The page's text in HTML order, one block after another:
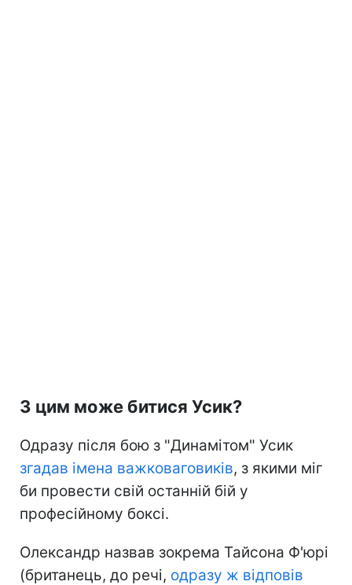
З цим може битися Усик?
Одразу після бою з "Динамітом" Усик
згадав імена важковаговиків, з якими міг
би провести свій останній бій у
професійному боксі.
Олександр назвав зокрема Тайсона Ф'юрі
(британець, до речі, одразу ж відповів